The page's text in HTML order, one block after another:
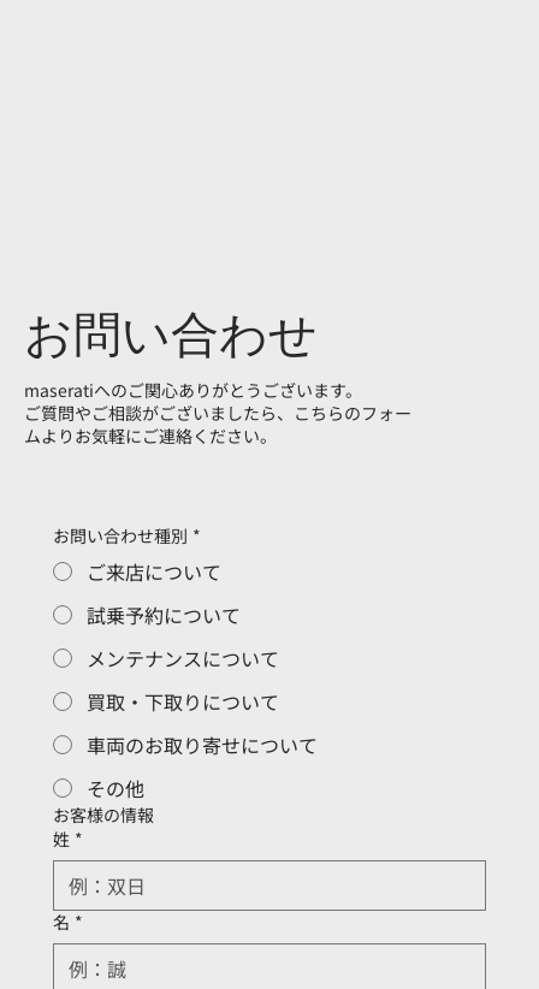
お問い合わせ
maseratiへのご関心ありがとうございます。
ご質問やご相談がございましたら、こちらのフォー
ムよりお気軽にご連絡ください。
お問い合わせ種別 *
ご来店について
試乗予約について
メンテナンスについて
買取・下取りについて
車両のお取り寄せについて
その他
お客様の情報
姓 *
名 *